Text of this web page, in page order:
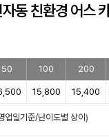
동 친환경 어스
50 100 200
15,800 15,400
일기준/난이도별 상이)